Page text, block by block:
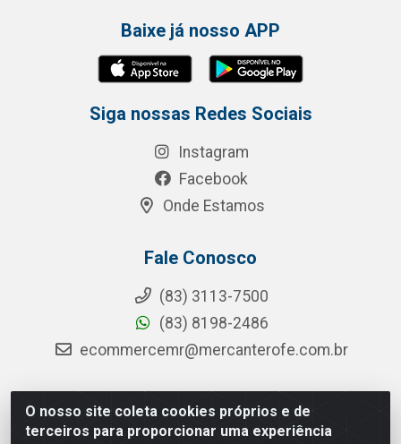
O nosso site coleta cookies próprios e de
terceiros para proporcionar uma experiência
Baixe já nosso APP
Siga nossas Redes Sociais
Instagram
Facebook
Onde Estamos
Fale Conosco
(83) 3113-7500
(83) 8198-2486
ecommercemr@mercanterofe.com.br
MR Distribuidora - Rua Hortêncio Ribeiro de Luna, 3777 -